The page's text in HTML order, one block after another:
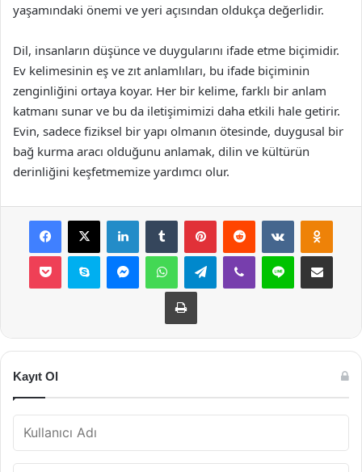
yaşamındaki önemi ve yeri açısından oldukça değerlidir.
Dil, insanların düşünce ve duygularını ifade etme biçimidir.
Ev kelimesinin eş ve zıt anlamlıları, bu ifade biçiminin
zenginliğini ortaya koyar. Her bir kelime, farklı bir anlam
katmanı sunar ve bu da iletişimimizi daha etkili hale getirir.
Evin, sadece fiziksel bir yapı olmanın ötesinde, duygusal bir
bağ kurma aracı olduğunu anlamak, dilin ve kültürün
derinliğini keşfetmemize yardımcı olur.
Facebook
X LinkedInTumblr PinterestReddit VKontakte
Pocket Skype MessengerWhatsAppTelegramViber Line E-Posta ile
Yazdır
Kayıt Ol